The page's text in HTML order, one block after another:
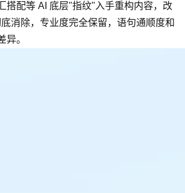
搭配等 AI 底层"指纹"入手重构内容，改
消除，专业度完全保留，语句通顺度和
异。